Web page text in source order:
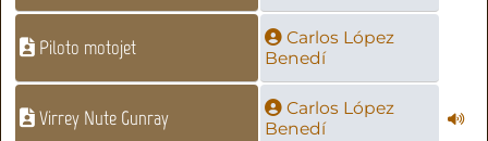
Piloto motojet
Carlos López
Benedí
Virrey Nute Gunray
Carlos López
Benedí